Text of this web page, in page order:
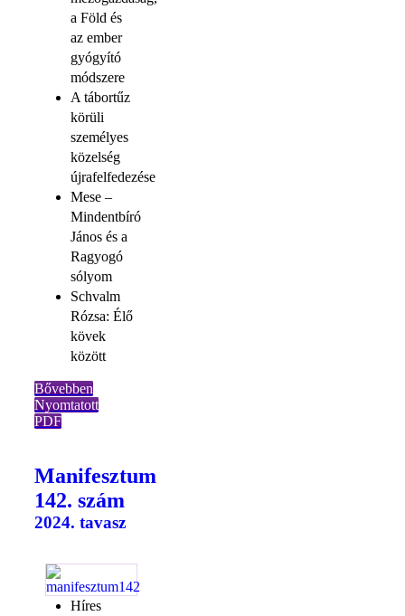
a Föld és
az ember
gyógyító
módszere
A tábortűz
körüli
személyes
közelség
újrafelfedezése
Mese –
Mindentbíró
János és a
Ragyogó
sólyom
Schvalm
Rózsa: Élő
kövek
között
Bővebben
Nyomtatott
PDF
Manifesztum
142. szám
2024. tavasz
Híres